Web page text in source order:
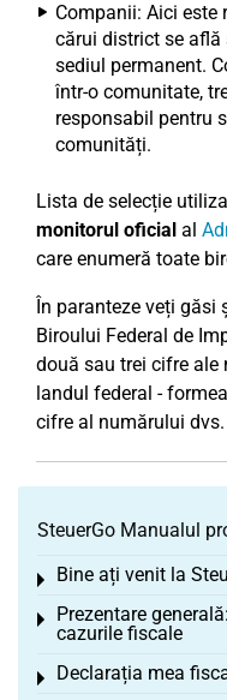
Companii: Aici
cărui district se
sediul permanent.
într-o comunitate,
responsabil pentru
comunități.
Lista de selecție
monitorul oficial al
care enumeră toate
În paranteze veți găsi
Biroului Federal de
două sau trei cifre ale
landul federal -
cifre al numărului
SteuerGo Manualul
Bine ați venit la
Toggle menu
Prezentare
cazurile fiscale
Toggle menu
Declarația mea
Toggle menu